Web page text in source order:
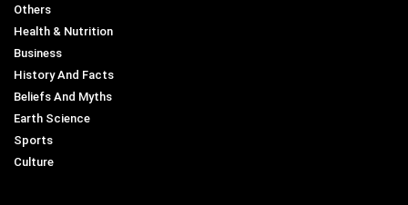
Others
Health & Nutrition
Business
History And Facts
Beliefs And Myths
Earth Science
Sports
Culture